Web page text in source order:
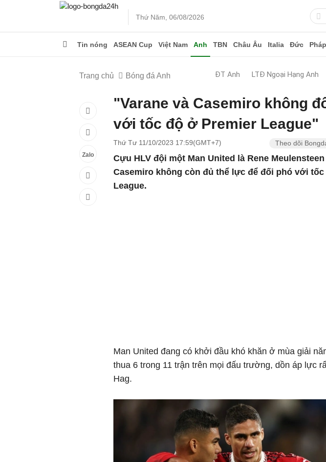
Thứ Năm, 06/08/2026
Tin nóng ASEAN Cup Việt Nam Anh TBN Châu Âu Italia Đức Pháp
Trang chủ Bóng đá Anh ĐT Anh LTĐ Ngoại Hạng Anh
Zalo
"Varane và Casemiro không
với tốc độ ở Premier League"
Thứ Tư 11/10/2023 17:59(GMT+7) Theo dõi
Cựu HLV đội một Man United là Rene
Casemiro không còn đủ thể lực để đối phó với
League.
Man United đang có khởi đầu khó khăn ở mùa giải
thua 6 trong 11 trận trên mọi đấu trường, dồn áp lực
Hag.